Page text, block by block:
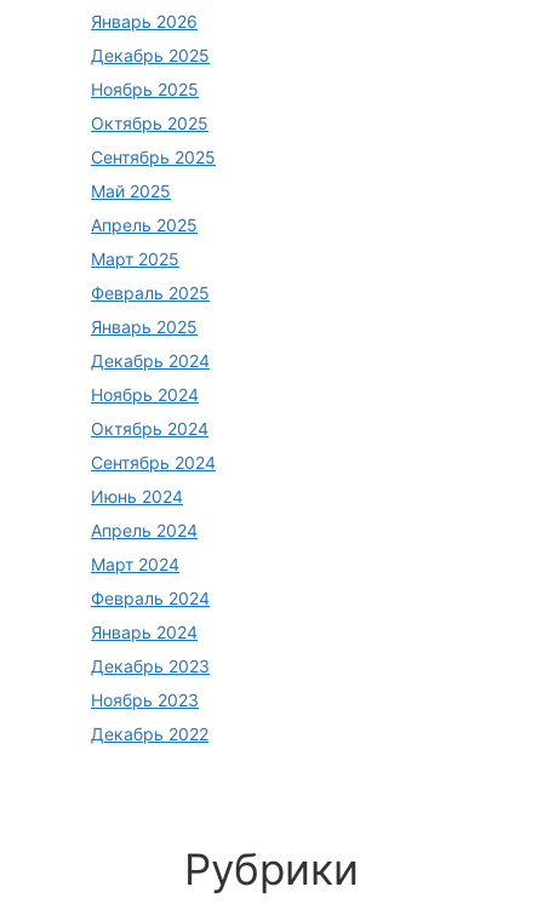
Январь 2026
Декабрь 2025
Ноябрь 2025
Октябрь 2025
Сентябрь 2025
Май 2025
Апрель 2025
Март 2025
Февраль 2025
Январь 2025
Декабрь 2024
Ноябрь 2024
Октябрь 2024
Сентябрь 2024
Июнь 2024
Апрель 2024
Март 2024
Февраль 2024
Январь 2024
Декабрь 2023
Ноябрь 2023
Декабрь 2022
Рубрики